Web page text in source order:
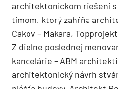
architektonickom riešení s
tímom, ktorý zahŕňa
Cakov – Makara,
Z dielne poslednej
kancelárie – ABM
architektonický návrh